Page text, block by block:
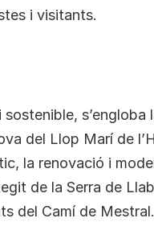
i visitants.
s’engloba
del Llop Marí de
la renovació i
de la Serra de
del Camí de Mestral.